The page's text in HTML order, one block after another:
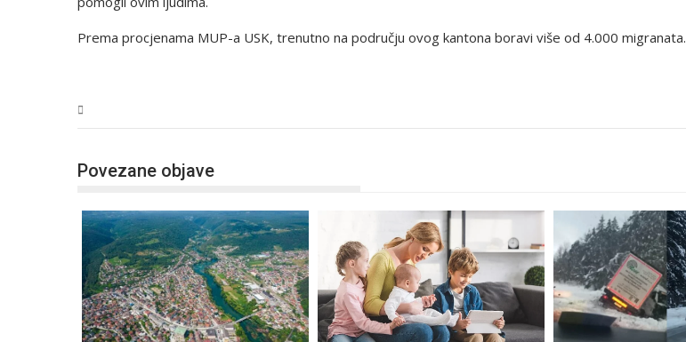
Prema procjenama MUP-a USK, trenutno na području ovog kantona boravi više od 4.000 migranata.
Povezane objave